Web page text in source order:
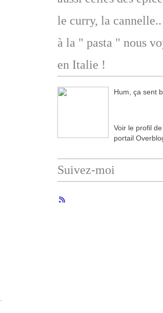
le curry, la
à la " pasta " nous
en Italie !
Hum, ça sent
Voir le profil de
portail
Suivez-moi